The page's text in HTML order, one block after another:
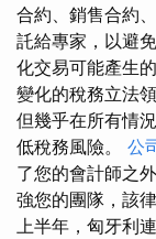
合約、銷售合約
託給專家，以避
化交易可能產生
變化的稅務立法
但幾乎在所有情
低稅務風險。 公
了您的會計師之
強您的團隊，該
上半年，匈牙利